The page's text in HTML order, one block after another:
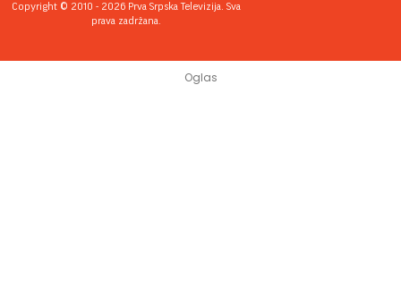
Copyright © 2010 - 2026 Prva Srpska Televizija. Sva
prava zadržana.